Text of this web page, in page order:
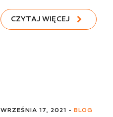
CZYTAJ WIĘCEJ
WRZEŚNIA 17, 2021 - BLOG